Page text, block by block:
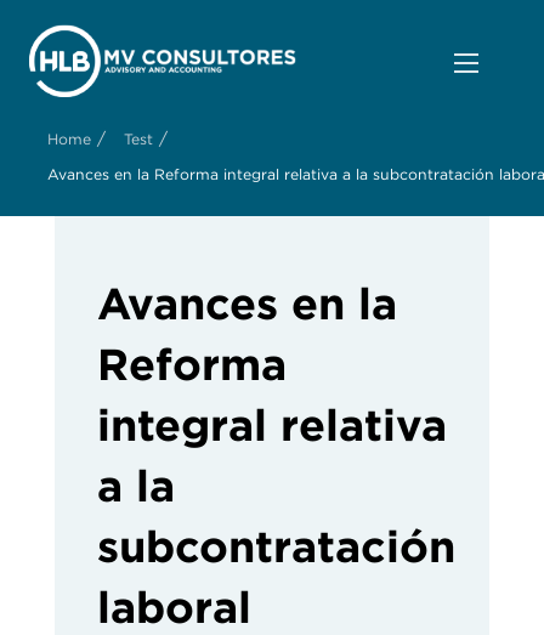
Home / Test /
Avances en la Reforma integral relativa a la subcontratación
Avances en la
Reforma
integral relativa
a la
subcontratación
laboral